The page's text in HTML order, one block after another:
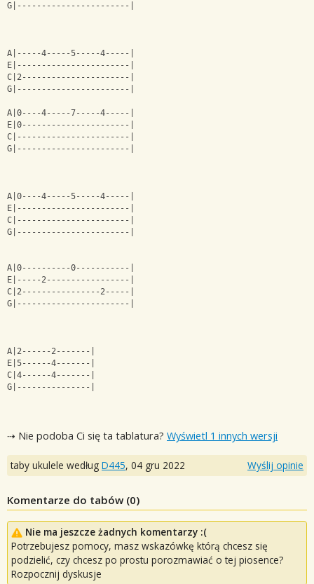
G|-----------------------|
A|-----4-----5-----4-----|
E|-----------------------|
C|2----------------------|
G|-----------------------|
A|0----4-----7-----4-----|
E|0----------------------|
C|-----------------------|
G|-----------------------|
A|0----4-----5-----4-----|
E|-----------------------|
C|-----------------------|
G|-----------------------|
A|0----------0-----------|
E|-----2-----------------|
C|2----------------2-----|
G|-----------------------|
A|2------2-------|
E|5------4-------|
C|4------4-------|
G|---------------|
⇢ Nie podoba Ci się ta tablatura? Wyświetl 1 innych wersji
taby ukulele według D445, 04 gru 2022 Wyślij opinie
Komentarze do tabów (0)
Nie ma jeszcze żadnych komentarzy :(
Potrzebujesz pomocy, masz wskazówkę którą chcesz się
podzielić, czy chcesz po prostu porozmawiać o tej piosence?
Rozpocznij dyskusje